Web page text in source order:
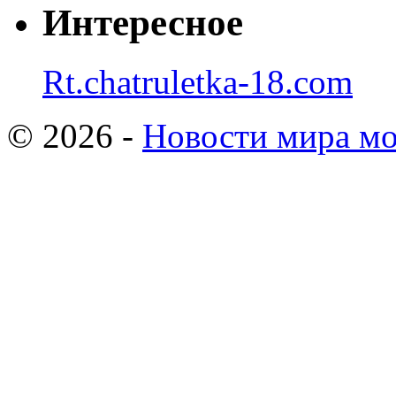
Интересное
Rt.chatruletka-18.com
© 2026 - Новости мира